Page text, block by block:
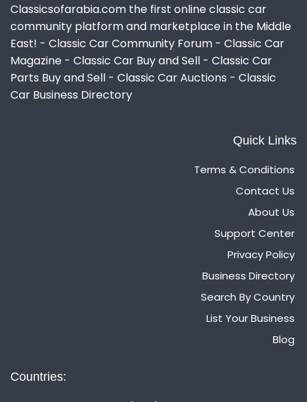
Classicsofarabia.com the first online classic car
community platform and marketplace in the Middle
East! - Classic Car Community Forum - Classic Car
Magazine - Classic Car Buy and Sell - Classic Car
Parts Buy and Sell - Classic Car Auctions - Classic
Car Business Directory
Quick Links
Terms & Conditions
Contact Us
About Us
Support Center
Privacy Policy
Business Directory
Search By Country
List Your Business
Blog
Countries: